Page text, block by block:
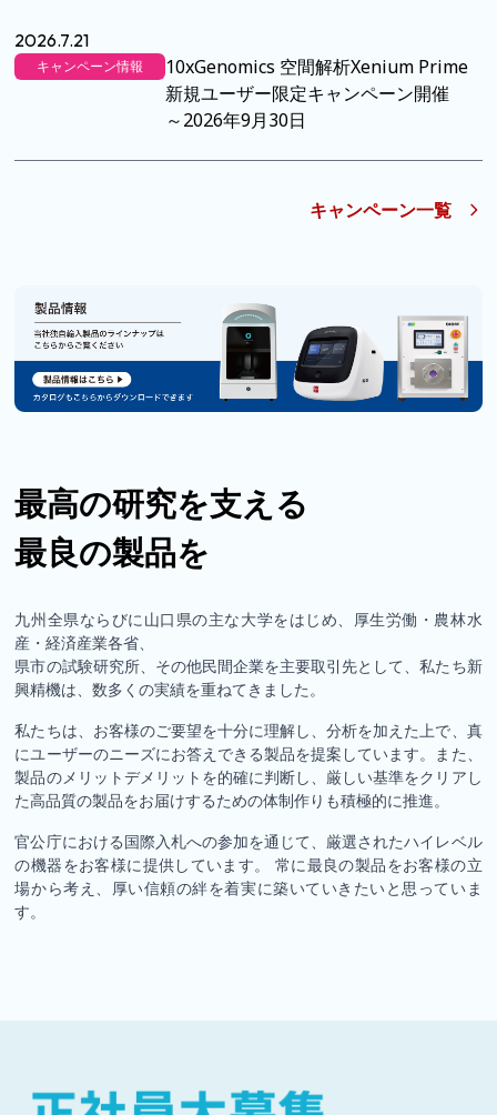
2026.7.21
キャンペーン情報
10xGenomics 空間解析Xenium Prime
新規ユーザー限定キャンペーン開催
～2026年9月30日
キャンペーン一覧
最高の研究を支える
最良の製品を
九州全県ならびに山口県の主な大学をはじめ、厚生労働・農林水
産・経済産業各省、
県市の試験研究所、その他民間企業を主要取引先として、私たち新
興精機は、数多くの実績を重ねてきました。
私たちは、お客様のご要望を十分に理解し、分析を加えた上で、真
にユーザーのニーズにお答えできる製品を提案しています。また、
製品のメリットデメリットを的確に判断し、厳しい基準をクリアし
た高品質の製品をお届けするための体制作りも積極的に推進。
官公庁における国際入札への参加を通じて、厳選されたハイレベル
の機器をお客様に提供しています。 常に最良の製品をお客様の立
場から考え、厚い信頼の絆を着実に築いていきたいと思っていま
す。